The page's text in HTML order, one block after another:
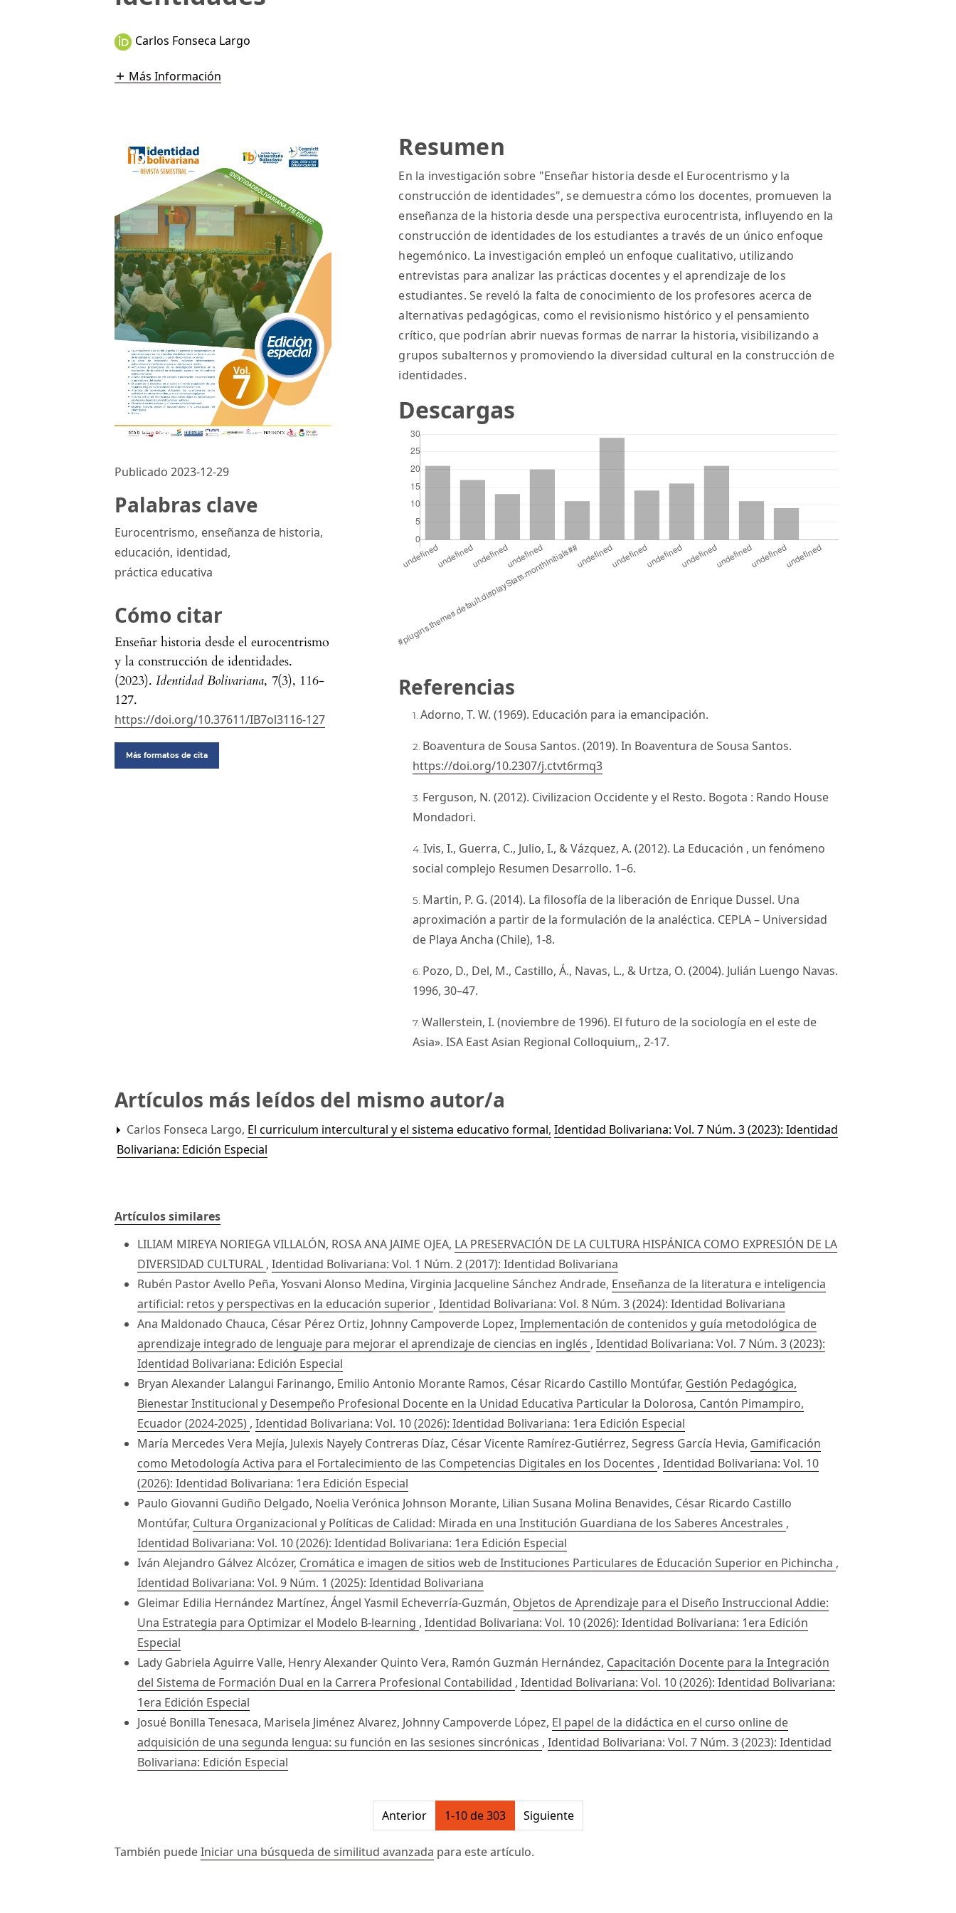
Carlos Fonseca Largo
Más Información
Publicado 2023-12-29
Palabras clave
Eurocentrismo, enseñanza de historia,
educación, identidad,
práctica educativa
Cómo citar
Enseñar historia desde el eurocentrismo
y la construcción de identidades.
(2023).Identidad Bolivariana, 7(3), 116-
127.
https://doi.org/10.37611/IB7ol3116-127
Más formatos de cita
Resumen
En la investigación sobre "Enseñar historia desde el Eurocentrismo y la
construcción de identidades", se demuestra cómo los docentes, promueven la
enseñanza de la historia desde una perspectiva eurocentrista, influyendo en la
construcción de identidades de los estudiantes a través de un único enfoque
hegemónico. La investigación empleó un enfoque cualitativo, utilizando
entrevistas para analizar las prácticas docentes y el aprendizaje de los
estudiantes. Se reveló la falta de conocimiento de los profesores acerca de
alternativas pedagógicas, como el revisionismo histórico y el pensamiento
crítico, que podrían abrir nuevas formas de narrar la historia, visibilizando a
grupos subalternos y promoviendo la diversidad cultural en la construcción de
identidades.
Descargas
Referencias
Adorno, T. W. (1969). Educación para ia emancipación.
Boaventura de Sousa Santos. (2019). In Boaventura de Sousa Santos.
https://doi.org/10.2307/j.ctvt6rmq3
Ferguson, N. (2012). Civilizacion Occidente y el Resto. Bogota : Rando House
Mondadori.
Ivis, I., Guerra, C., Julio, I., & Vázquez, A. (2012). La Educación , un fenómeno
social complejo Resumen Desarrollo. 1–6.
Martin, P. G. (2014). La filosofía de la liberación de Enrique Dussel. Una
aproximación a partir de la formulación de la analéctica. CEPLA – Universidad
de Playa Ancha (Chile), 1-8.
Pozo, D., Del, M., Castillo, Á., Navas, L., & Urtza, O. (2004). Julián Luengo Navas.
1996, 30–47.
Wallerstein, I. (noviembre de 1996). El futuro de la sociología en el este de
Asia». ISA East Asian Regional Colloquium,, 2-17.
Artículos más leídos del mismo autor/a
Carlos Fonseca Largo, El curriculum intercultural y el sistema educativo formal,Identidad Bolivariana: Vol. 7 Núm. 3 (2023): Identidad
Bolivariana: Edición Especial
Artículos similares
LILIAM MIREYA NORIEGA VILLALÓN, ROSA ANA JAIME OJEA, LA PRESERVACIÓN DE LA CULTURA HISPÁNICA COMO EXPRESIÓN DE LA
DIVERSIDAD CULTURAL ,Identidad Bolivariana: Vol. 1 Núm. 2 (2017): Identidad Bolivariana
Rubén Pastor Avello Peña, Yosvani Alonso Medina, Virginia Jacqueline Sánchez Andrade, Enseñanza de la literatura e inteligencia
artificial: retos y perspectivas en la educación superior ,Identidad Bolivariana: Vol. 8 Núm. 3 (2024): Identidad Bolivariana
Ana Maldonado Chauca, César Pérez Ortiz, Johnny Campoverde Lopez,Implementación de contenidos y guía metodológica de
aprendizaje integrado de lenguaje para mejorar el aprendizaje de ciencias en inglés ,Identidad Bolivariana: Vol. 7 Núm. 3 (2023):
Identidad Bolivariana: Edición Especial
Bryan Alexander Lalangui Farinango, Emilio Antonio Morante Ramos, César Ricardo Castillo Montúfar, Gestión Pedagógica,
Bienestar Institucional y Desempeño Profesional Docente en la Unidad Educativa Particular la Dolorosa, Cantón Pimampiro,
Ecuador (2024-2025) ,Identidad Bolivariana: Vol. 10 (2026): Identidad Bolivariana: 1era Edición Especial
María Mercedes Vera Mejía, Julexis Nayely Contreras Díaz, César Vicente Ramírez-Gutiérrez, Segress García Hevia, Gamificación
como Metodología Activa para el Fortalecimiento de las Competencias Digitales en los Docentes ,Identidad Bolivariana: Vol. 10
(2026): Identidad Bolivariana: 1era Edición Especial
Paulo Giovanni Gudiño Delgado, Noelia Verónica Johnson Morante, Lilian Susana Molina Benavides, César Ricardo Castillo
Montúfar, Cultura Organizacional y Políticas de Calidad: Mirada en una Institución Guardiana de los Saberes Ancestrales ,
Identidad Bolivariana: Vol. 10 (2026): Identidad Bolivariana: 1era Edición Especial
Iván Alejandro Gálvez Alcózer, Cromática e imagen de sitios web de Instituciones Particulares de Educación Superior en Pichincha ,
Identidad Bolivariana: Vol. 9 Núm. 1 (2025): Identidad Bolivariana
Gleimar Edilia Hernández Martínez, Ángel Yasmil Echeverría-Guzmán, Objetos de Aprendizaje para el Diseño Instruccional Addie:
Una Estrategia para Optimizar el Modelo B-learning ,Identidad Bolivariana: Vol. 10 (2026): Identidad Bolivariana: 1era Edición
Especial
Lady Gabriela Aguirre Valle, Henry Alexander Quinto Vera, Ramón Guzmán Hernández, Capacitación Docente para la Integración
del Sistema de Formación Dual en la Carrera Profesional Contabilidad ,Identidad Bolivariana: Vol. 10 (2026): Identidad Bolivariana:
1era Edición Especial
Josué Bonilla Tenesaca, Marisela Jiménez Alvarez, Johnny Campoverde López, El papel de la didáctica en el curso online de
adquisición de una segunda lengua: su función en las sesiones sincrónicas ,Identidad Bolivariana: Vol. 7 Núm. 3 (2023): Identidad
Bolivariana: Edición Especial
Anterior 1-10 de 303 Siguiente
También puedeIniciar una búsqueda de similitud avanzada para este artículo.